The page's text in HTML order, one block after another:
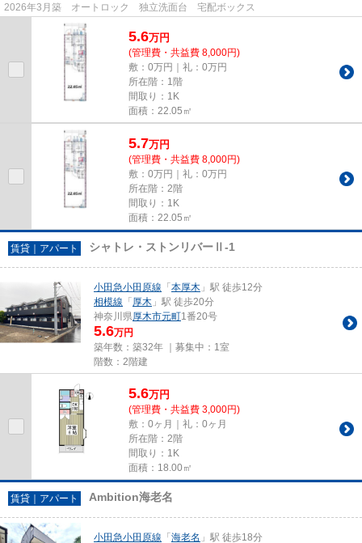
2026年3月築 オートロック 独立洗面台 宅配ボックス
5.6万円
(管理費・共益費 8,000円)
敷：0万円｜礼：0万円
所在階：1階
間取り：1K
面積：22.05㎡
5.7万円
(管理費・共益費 8,000円)
敷：0万円｜礼：0万円
所在階：2階
間取り：1K
面積：22.05㎡
賃貸｜アパート シャトレ・ストンリバーⅡ-1
小田急小田原線 「本厚木 」駅 徒歩12分
相模線 「厚木 」駅 徒歩20分
神奈川県厚木市元町1番20号
5.6万円
築年数：築32年 ｜募集中： 1室
階数：2階建
5.6万円
(管理費・共益費 3,000円)
敷：0ヶ月｜礼：0ヶ月
所在階：2階
間取り：1K
面積：18.00㎡
賃貸｜アパート Ambition海老名
小田急小田原線 「海老名 」駅 徒歩18分